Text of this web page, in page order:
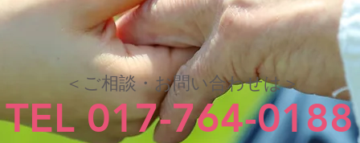
＜ご相談・お問い合わせは＞
TEL 017-764-0188